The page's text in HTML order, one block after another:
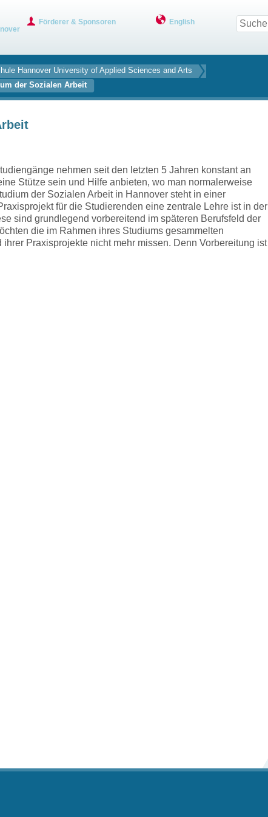
Förderer & Sponsoren English
­Hannover University of Applied Sciences and Arts
der Sozialen Arbeit
nehmen seit den letzten 5 Jahren konstant an
Stütze sein und Hilfe anbieten, wo man normalerweise
der Sozialen Arbeit in Hannover steht in einer
für die Studierenden eine zentrale Lehre ist in der
sind grundlegend vorbereitend im späteren Berufsfeld der
die im Rahmen ihres Studiums gesammelten
Praxisprojekte nicht mehr missen. Denn Vorbereitung ist